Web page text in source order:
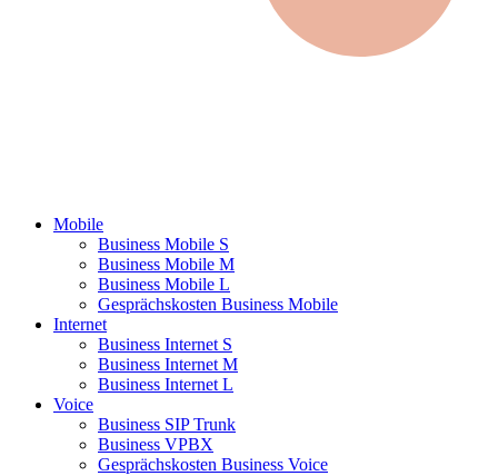
Mobile
Business Mobile S
Business Mobile M
Business Mobile L
Gesprächskosten Business Mobile
Internet
Business Internet S
Business Internet M
Business Internet L
Voice
Business SIP Trunk
Business VPBX
Gesprächskosten Business Voice